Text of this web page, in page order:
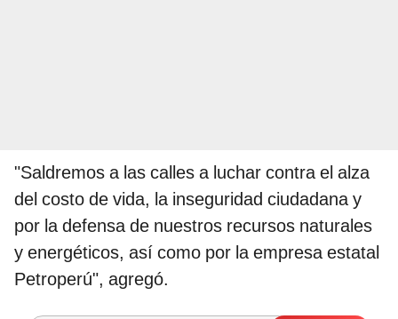
"Saldremos a las calles a luchar contra el alza
del costo de vida, la inseguridad ciudadana y
por la defensa de nuestros recursos naturales
y energéticos, así como por la empresa estatal
Petroperú", agregó.